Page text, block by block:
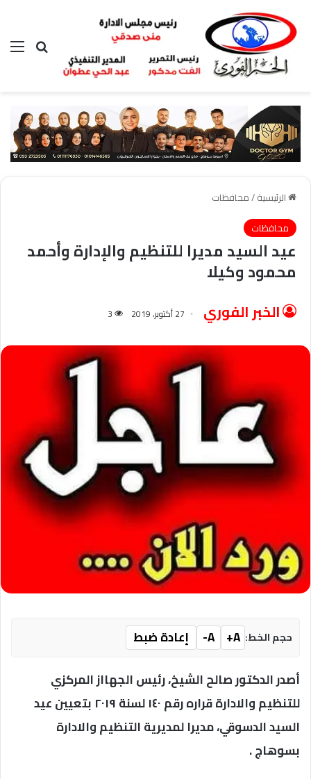
بحث عن
الرئيسية/محافظات
محافظات
عيد السيد مديرا للتنظيم والإدارة وأحمد
محمود وكيلا
الخبر الفوري 27 أكتوبر، 2019 3
حجم الخط: A+
A-
إعادة ضبط
أصدر الدكتور صالح الشيخ، رئيس الجهااز المركزي
للتنظيم والادارة قراره رقم ١٤٠ لسنة ٢٠١٩ بتعيين عيد
السيد الدسوقي، مديرا لمديرية التنظيم والادارة
بسوهاج .